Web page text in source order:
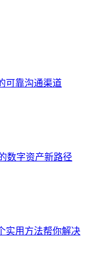
可靠沟通渠道
数字资产新路径
实用方法帮你解决